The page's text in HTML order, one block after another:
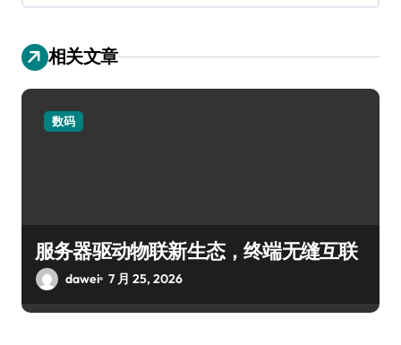
相关文章
数码
服务器驱动物联新生态，终端无缝互联
dawei 7 月 25, 2026